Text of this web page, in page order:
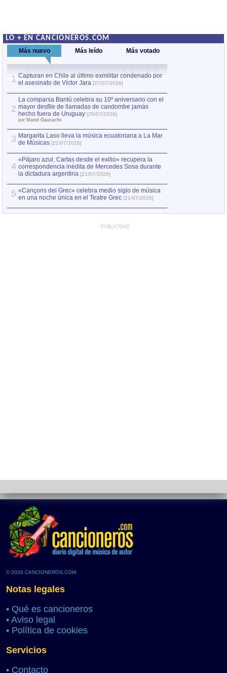
LO + EN CANCIONEROS.COM
Más nuevo Más leído Más votado
1 Capturan en Chile al último exmilitar condenado por
el asesinato de Víctor Jara [27/07/2026]
2
La comparsa Bantú celebra su 10º aniversario con el
mayor desfile de llamadas de candombe jamás
hecho fuera de Uruguay [25/07/2026]
por Manel Gausachs
3 Margarita Laso lleva la música ecuatoriana a La Mar
de Músicas [22/07/2026]
4
«Pájaro azul. Cartas desde el exilio» recupera la
correspondencia inédita de Mercedes Sosa durante
la dictadura argentina [21/07/2026]
5 «Cançons del Grec» celebra medio siglo de música
en una noche única en el Teatre Grec [21/07/2026]
PUBLICIDAD
© 2026 CANCIONEROS.COM
Notas legales
• Qué es cancioneros
• Aviso legal
• Política de cookies
Servicios
• Contacto